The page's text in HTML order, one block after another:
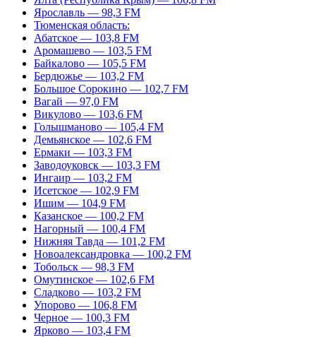
Ярославль — 98,3 FM
Тюменская область:
Абатское — 103,8 FM
Аромашево — 103,5 FM
Байкалово — 105,5 FM
Бердюжье — 103,2 FM
Большое Сорокино — 102,7 FM
Вагай — 97,0 FM
Викулово — 103,6 FM
Голышманово — 105,4 FM
Демьянское — 102,6 FM
Ермаки — 103,3 FM
Заводоуковск — 103,3 FM
Ингаир — 103,2 FM
Исетское — 102,9 FM
Ишим — 104,9 FM
Казанское — 100,2 FM
Нагорный — 100,4 FM
Нижняя Тавда — 101,2 FM
Новоалександровка — 100,2 FM
Тобольск — 98,3 FM
Омутинское — 102,6 FM
Сладково — 103,2 FM
Упорово — 106,8 FM
Черное — 100,3 FM
Ярково — 103,4 FM